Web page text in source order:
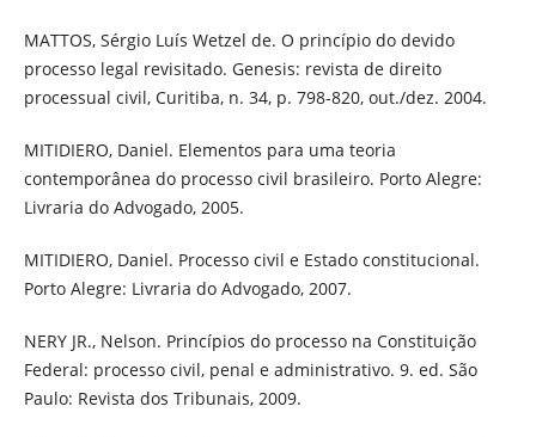
MATTOS, Sérgio Luís Wetzel de. O princípio do devido
processo legal revisitado. Genesis: revista de direito
processual civil, Curitiba, n. 34, p. 798-820, out./dez. 2004.
MITIDIERO, Daniel. Elementos para uma teoria
contemporânea do processo civil brasileiro. Porto Alegre:
Livraria do Advogado, 2005.
MITIDIERO, Daniel. Processo civil e Estado constitucional.
Porto Alegre: Livraria do Advogado, 2007.
NERY JR., Nelson. Princípios do processo na Constituição
Federal: processo civil, penal e administrativo. 9. ed. São
Paulo: Revista dos Tribunais, 2009.